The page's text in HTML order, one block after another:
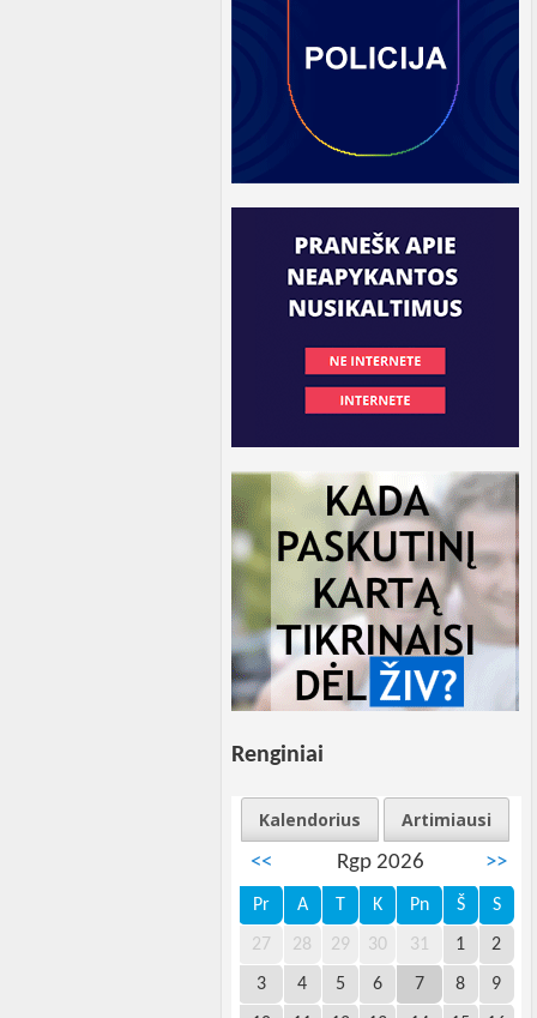
Renginiai
Kalendorius
Artimiausi
<<
Rgp 2026 >>
Pr A T K Pn Š S
27 28 29 30 31 1 2
3 4 5 6 7 8 9